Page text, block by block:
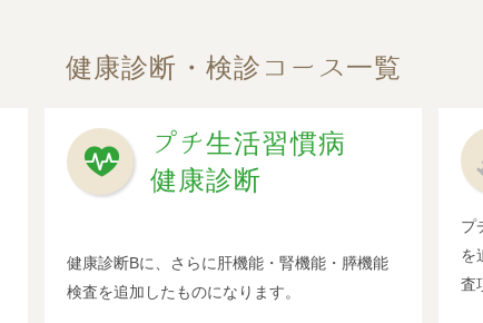
健康診断・検診コース一覧
プチ生活習慣病
健康診断
健康診断Bに、さらに肝機能・腎機能・膵機能
検査を追加したものになります。
プ
を
査